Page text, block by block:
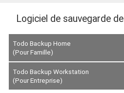
Logiciel de sauvegarde
Todo Backup Home
(Pour Famille)
Todo Backup Workstation
(Pour Entreprise)